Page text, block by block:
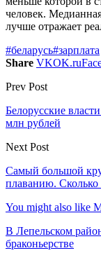
человек.
лучше отражает
#беларусь#зарплата
Share VKOK.ru
Prev Post
Белорусские
млн рублей
Next Post
Самый большой
плаванию. Сколько
You might also like
В Лепельском
браконьерстве